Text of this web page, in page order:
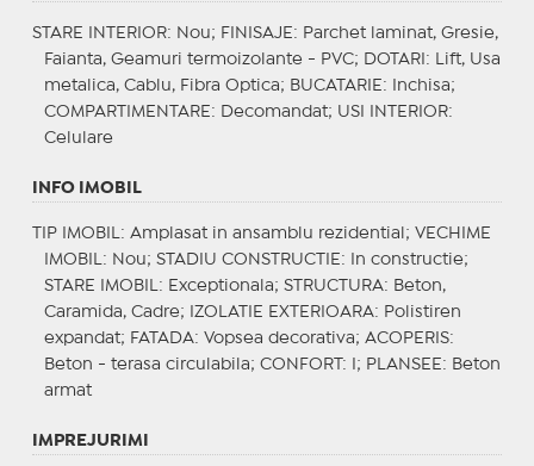
STARE INTERIOR: Nou; FINISAJE : Parchet laminat, Gresie,
Faianta, Geamuri termoizolante - PVC;
DOTARI : Lift, Usa
metalica, Cablu, Fibra Optica; BUCATARIE : Inchisa;
COMPARTIMENTARE : Decomandat; USI INTERIOR:
Celulare
INFO IMOBIL
TIP IMOBIL : Amplasat in ansamblu rezidential; VECHIME
IMOBIL : Nou; STADIU CONSTRUCTIE : In constructie;
STARE IMOBIL : Exceptionala; STRUCTURA: Beton,
Caramida, Cadre;
IZOLATIE EXTERIOARA: Polistiren
expandat; FATADA: Vopsea decorativa; ACOPERIS:
Beton - terasa circulabila; CONFORT : I; PLANSEE : Beton
armat
IMPREJURIMI